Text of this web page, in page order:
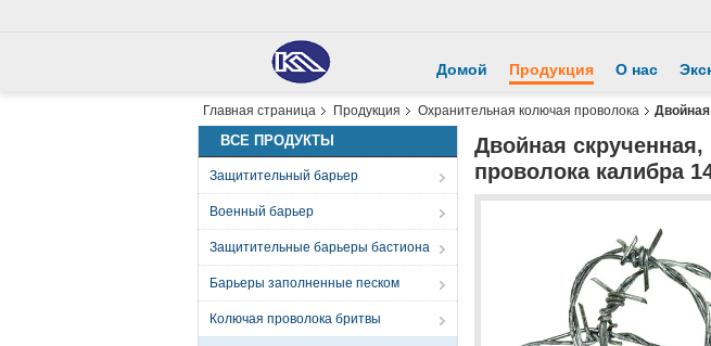
Домой Продукция О нас
Главная страница Продукция Охранительная колючая проволока Двойная
ВСЕ ПРОДУКТЫ
Защитительный барьер
Военный барьер
Защитительные барьеры бастиона
Барьеры заполненные песком
Колючая проволока бритвы
Двойная
проволока калибра